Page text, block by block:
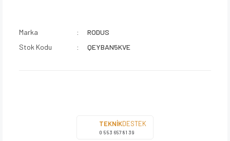
Marka
RODUS
Stok Kodu
QEYBAN5KVE
TEKNİKDESTEK
0 553 657 81 39